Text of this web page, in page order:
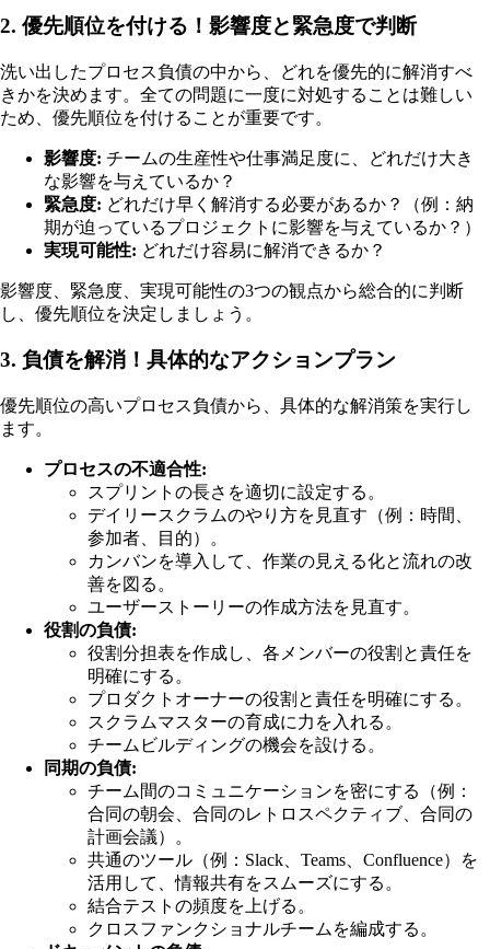
2. 優先順位を付ける！影響度と緊急度で判断
洗い出したプロセス負債の中から、どれを優先的に解消すべ
きかを決めます。全ての問題に一度に対処することは難しい
ため、優先順位を付けることが重要です。
影響度: チームの生産性や仕事満足度に、どれだけ大き
な影響を与えているか？
緊急度: どれだけ早く解消する必要があるか？（例：納
期が迫っているプロジェクトに影響を与えているか？）
実現可能性: どれだけ容易に解消できるか？
影響度、緊急度、実現可能性の3つの観点から総合的に判断
し、優先順位を決定しましょう。
3. 負債を解消！具体的なアクションプラン
優先順位の高いプロセス負債から、具体的な解消策を実行し
ます。
プロセスの不適合性:
スプリントの長さを適切に設定する。
デイリースクラムのやり方を見直す（例：時間、
参加者、目的）。
カンバンを導入して、作業の見える化と流れの改
善を図る。
ユーザーストーリーの作成方法を見直す。
役割の負債:
役割分担表を作成し、各メンバーの役割と責任を
明確にする。
プロダクトオーナーの役割と責任を明確にする。
スクラムマスターの育成に力を入れる。
チームビルディングの機会を設ける。
同期の負債:
チーム間のコミュニケーションを密にする（例：
合同の朝会、合同のレトロスペクティブ、合同の
計画会議）。
共通のツール（例：Slack、Teams、Confluence）を
活用して、情報共有をスムーズにする。
結合テストの頻度を上げる。
クロスファンクショナルチームを編成する。